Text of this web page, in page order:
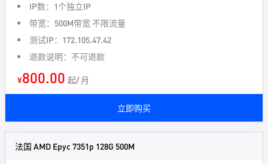
IP数：1个独立IP
带宽：500M带宽 不限流量
测试IP：172.105.47.42
退款说明：不可退款
¥800.00 起/ 月
立即购买
法国 AMD Epyc 7351p 128G 500M